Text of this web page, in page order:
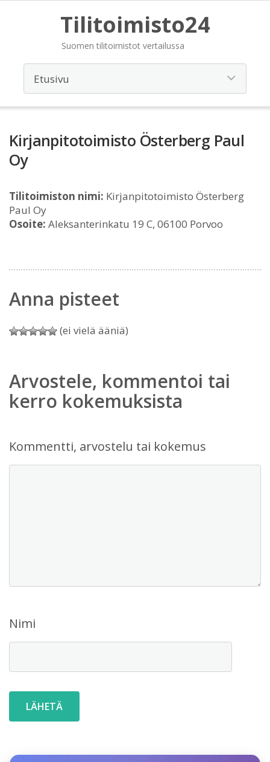
Tilitoimisto24
Suomen tilitoimistot vertailussa
Kirjanpitotoimisto Österberg Paul
Oy
Tilitoimiston nimi: Kirjanpitotoimisto Österberg
Paul Oy
Osoite: Aleksanterinkatu 19 C, 06100 Porvoo
Anna pisteet
(ei vielä ääniä)
Arvostele, kommentoi tai
kerro kokemuksista
Kommentti, arvostelu tai kokemus
Nimi